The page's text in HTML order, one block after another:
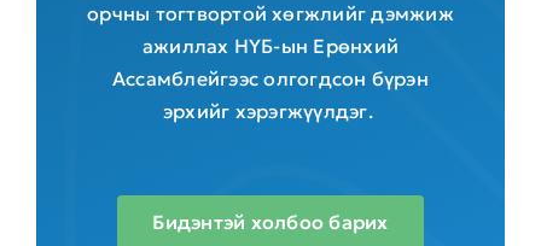
орчны тогтвортой хөгжлийг дэмжиж
ажиллах НҮБ-ын Ерөнхий
Ассамблейгээс олгогдсон бүрэн
эрхийг хэрэгжүүлдэг.
Бидэнтэй холбоо барих